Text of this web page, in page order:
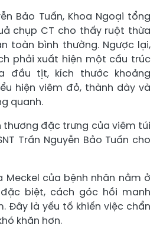
Bảo Tuấn, Khoa Ngoại tổng
chụp CT cho thấy ruột thừa
toàn bình thường. Ngược lại,
phải xuất hiện một cấu trúc
đầu tịt, kích thước khoảng
hiện viêm đỏ, thành dày và
quanh.
thương đặc trưng của viêm túi
Trần Nguyễn Bảo Tuấn cho
Meckel của bệnh nhân nằm ở
biệt, cách góc hồi manh
Đây là yếu tố khiến việc chẩn
khăn hơn.